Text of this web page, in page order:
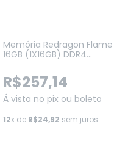
Memória Redragon Flame
16GB (1X16GB) DDR4
704)
R$257,14
Á vista no pix ou boleto
12x de R$24,92 sem juros